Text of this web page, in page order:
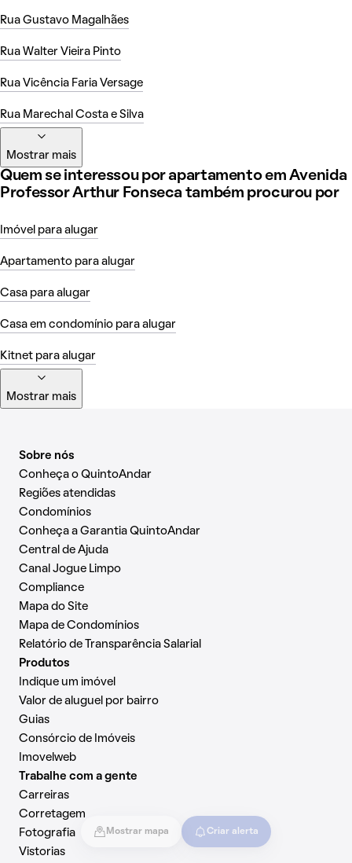
Mostrar mapa Criar alerta
Rua Gustavo Magalhães
Rua Walter Vieira Pinto
Rua Vicência Faria Versage
Rua Marechal Costa e Silva
Mostrar mais
Quem se interessou por apartamento em Avenida
Professor Arthur Fonseca também procurou por
Imóvel para alugar
Apartamento para alugar
Casa para alugar
Casa em condomínio para alugar
Kitnet para alugar
Mostrar mais
Sobre nós
Conheça o QuintoAndar
Regiões atendidas
Condomínios
Conheça a Garantia QuintoAndar
Central de Ajuda
Canal Jogue Limpo
Compliance
Mapa do Site
Mapa de Condomínios
Relatório de Transparência Salarial
Produtos
Indique um imóvel
Valor de aluguel por bairro
Guias
Consórcio de Imóveis
Imovelweb
Trabalhe com a gente
Carreiras
Corretagem
Fotografia
Vistorias